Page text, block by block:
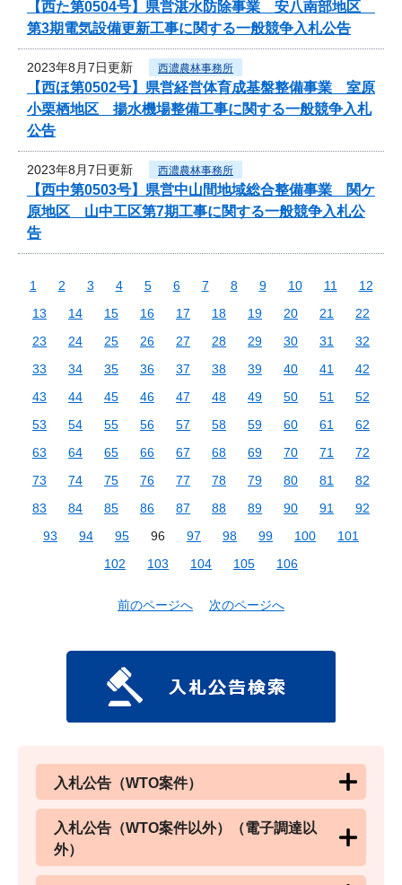
【西た第0504号】県営湛水防除事業 安八南部地区
第3期電気設備更新工事に関する一般競争入札公告
2023年8月7日更新 西濃農林事務所
【西ほ第0502号】県営経営体育成基盤整備事業 室原
小栗栖地区 揚水機場整備工事に関する一般競争入札
公告
2023年8月7日更新 西濃農林事務所
【西中第0503号】県営中山間地域総合整備事業 関ケ
原地区 山中工区第7期工事に関する一般競争入札公
告
1 2 3 4 5 6 7 8 9 10 11
12
13
14 15 16 17 18 19 20 21
22
23
24 25 26 27 28 29 30 31
32
33
34 35 36 37 38 39 40 41
42
43
44 45 46 47 48 49 50 51
52
53
54 55 56 57 58 59 60 61
62
63
64 65 66 67 68 69 70 71
72
73
74 75 76 77 78 79 80 81
82
83
84 85 86 87 88 89 90 91
92
93
94 95 96 97 98 99 100
101
102
103 104 105 106
前のページへ 次のページへ
入札公告（WTO案件）
入札公告（WTO案件以外）（電子調達以
外）